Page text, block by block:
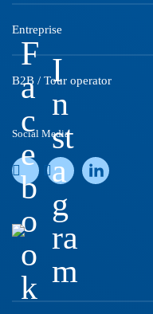
Entreprise
B2B / Tour operator
Social Media
F
a
c
e
b
o
o
k
I
n
st
a
g
ra
m